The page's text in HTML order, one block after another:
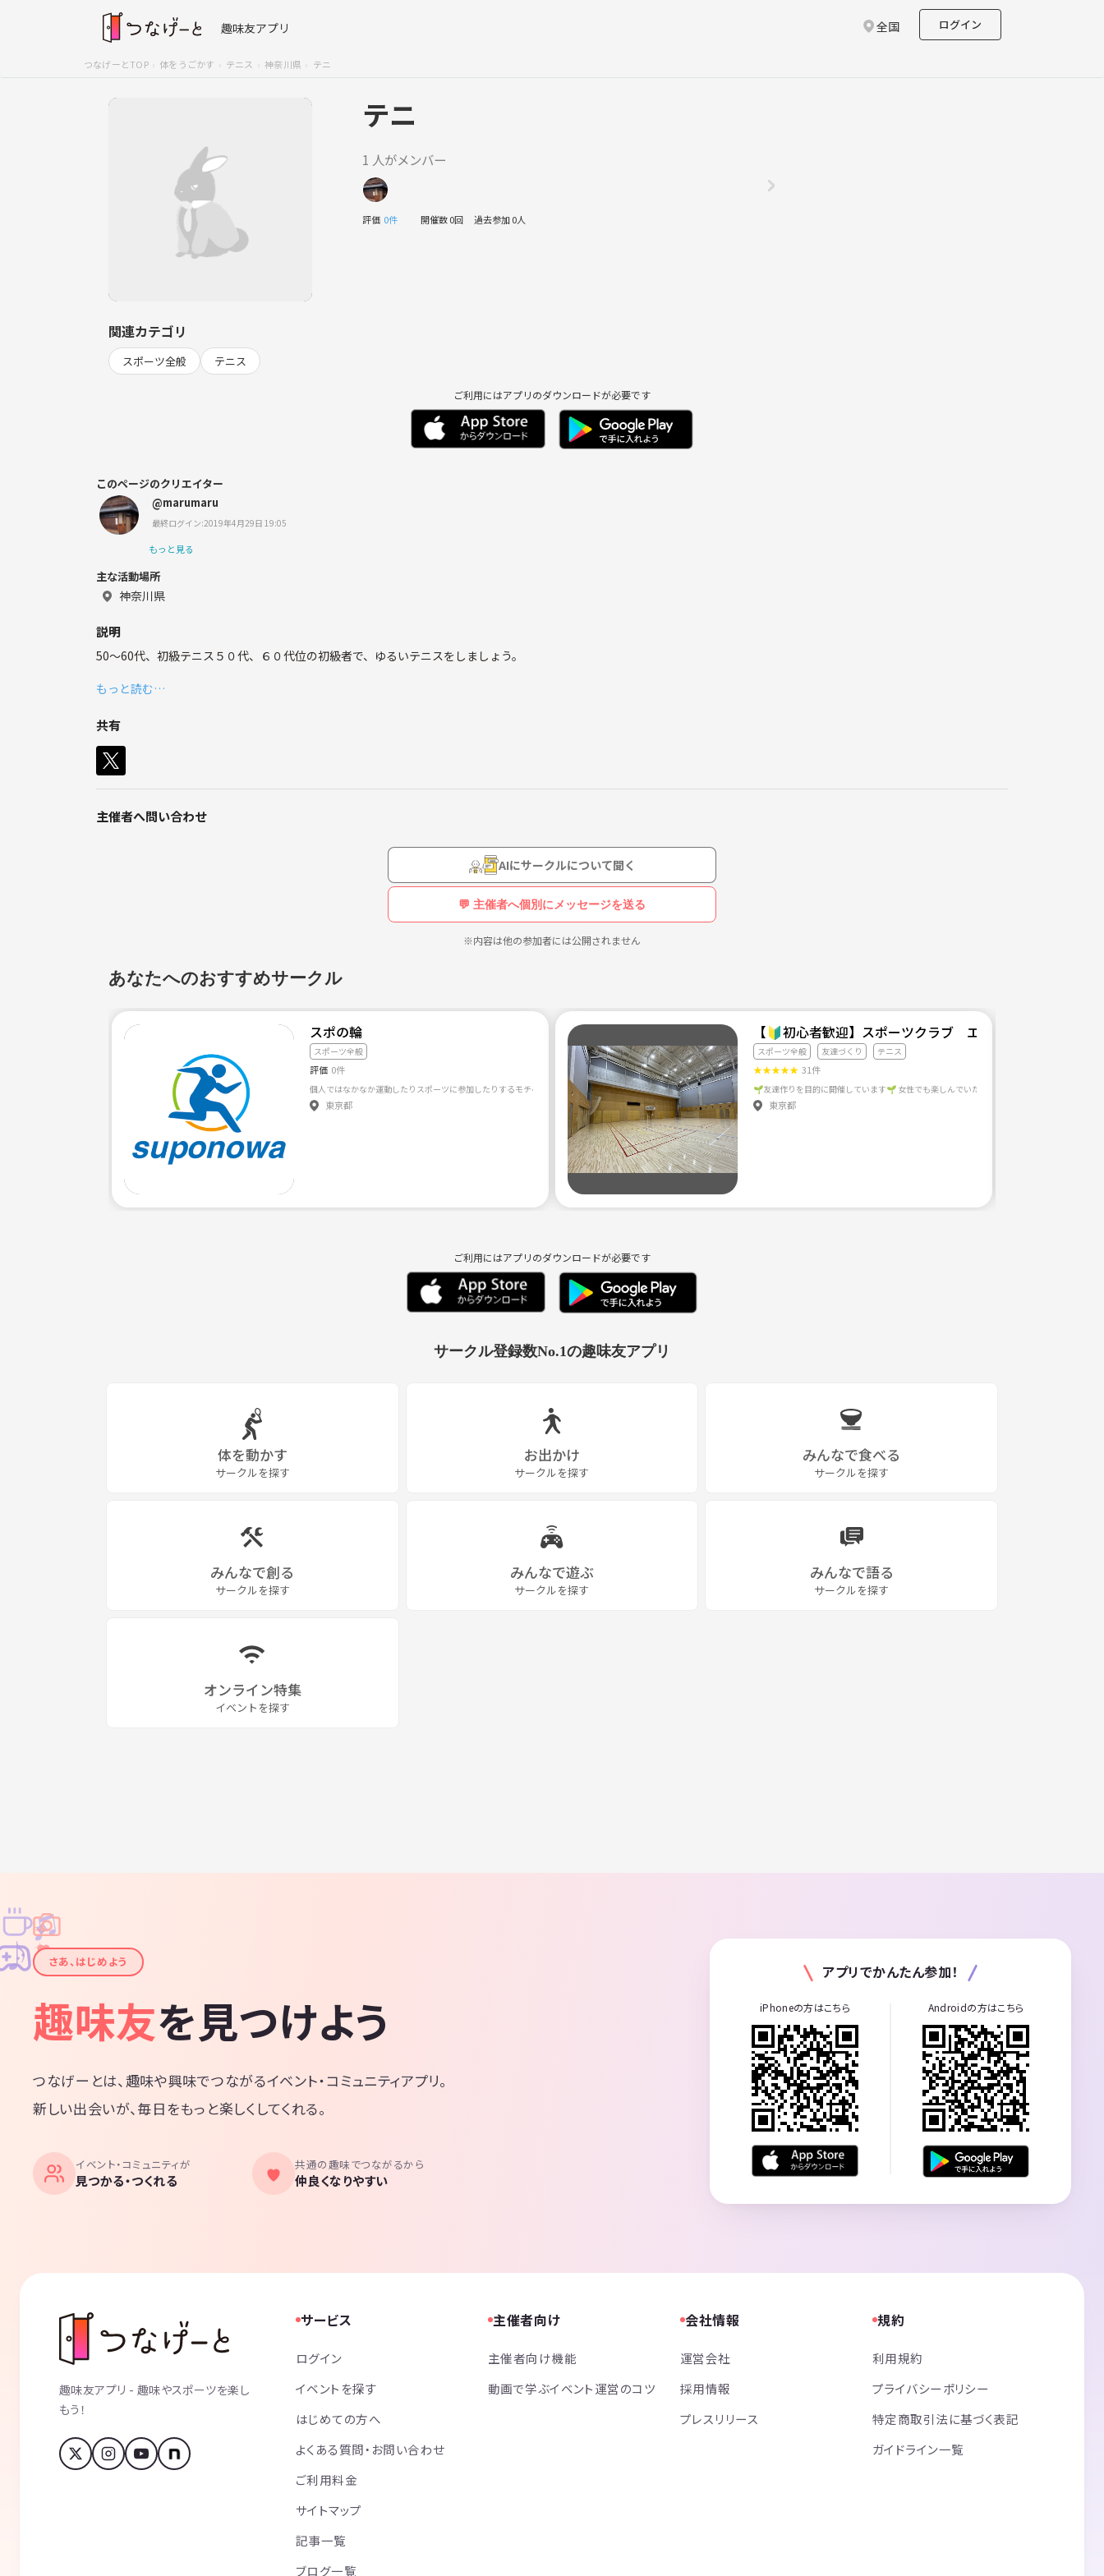
趣味友アプリ 全国 ログイン
つなげーとTOP 体をうごかす テニス 神奈川県 テニ
テニ
1 人がメンバー
評価 0件 開催数 0回 過去参加 0人
関連カテゴリ
スポーツ全般 テニス
ご利用にはアプリのダウンロードが必要です
このページのクリエイター
@marumaru
最終ログイン:2019年4月29日 19:05
もっと見る
主な活動場所
神奈川県
説明
50～60代、初級テニス５０代、６０代位の初級者で、ゆるいテニスをしましょう。
もっと読む…
共有
主催者へ問い合わせ
AIにサークルについて聞く
💬 主催者へ個別にメッセージを送る
※内容は他の参加者には公開されません
あなたへのおすすめサークル
スポの輪
スポーツ全般
評価 0件
個人ではなかなか運動したりスポーツに参加したりするモチベーションが湧きづらい中、 同じ志を持った人達を集め(マッチングし)グループ化することで、 「定期的な運動習慣及び健康的な身体作りの実現を図る
東京都
【🔰初心者歓迎】スポーツクラブ エンジョイアブル
スポーツ全般 友達づくり テニス
★★★★★ 31件
東京都
ご利用にはアプリのダウンロードが必要です
サークル登録数No.1の趣味友アプリ
体を動かす
サークルを探す
お出かけ
サークルを探す
みんなで食べる
サークルを探す
みんなで創る
サークルを探す
みんなで遊ぶ
サークルを探す
みんなで語る
サークルを探す
オンライン特集
イベントを探す
✦
✦
✧
✧
♪
♫
さあ、はじめよう
趣味友を見つけよう
つなげーとは、趣味や興味でつながるイベント・コミュニティアプリ。
新しい出会いが、毎日をもっと楽しくしてくれる。
イベント・コミュニティが
見つかる・つくれる
共通の趣味でつながるから
仲良くなりやすい
アプリでかんたん参加！
iPhoneの方はこちら Androidの方はこちら
趣味友アプリ - 趣味やスポーツを楽し
もう！
サービス
ログイン
イベントを探す
はじめての方へ
よくある質問・お問い合わせ
ご利用料金
サイトマップ
記事一覧
ブログ一覧
主催者向け
主催者向け機能
動画で学ぶイベント運営のコツ
会社情報
運営会社
採用情報
プレスリリース
規約
利用規約
プライバシーポリシー
特定商取引法に基づく表記
ガイドライン一覧